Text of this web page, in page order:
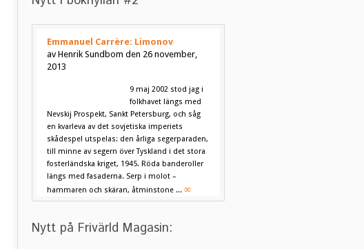
Emmanuel Carrère: Limonov
av Henrik Sundbom den 26 november,
2013
9 maj 2002 stod jag i
folkhavet längs med
Nevskij Prospekt, Sankt Petersburg, och såg
en kvarleva av det sovjetiska imperiets
skådespel utspelas: den årliga segerparaden,
till minne av segern över Tyskland i det stora
fosterländska kriget, 1945. Röda banderoller
längs med fasaderna. Serp i molot –
hammaren och skäran, åtminstone ... ∞
Nytt på Frivärld Magasin: